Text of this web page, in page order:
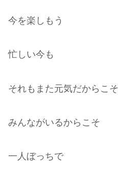
今を楽しもう
忙しい今も
それもまた元気だからこそ
みんながいるからこそ
一人ぼっちで